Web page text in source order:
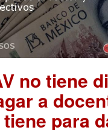
no tiene
a
para